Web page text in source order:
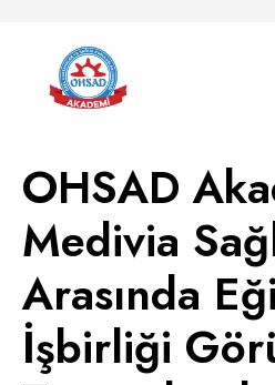
OHSAD
Medivia
Arasında
İşbirliği